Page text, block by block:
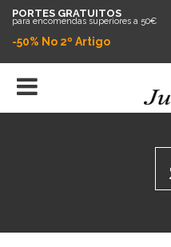
PORTES GRATUITOS
para encomendas superiores a 50€
-50% No 2º Artigo